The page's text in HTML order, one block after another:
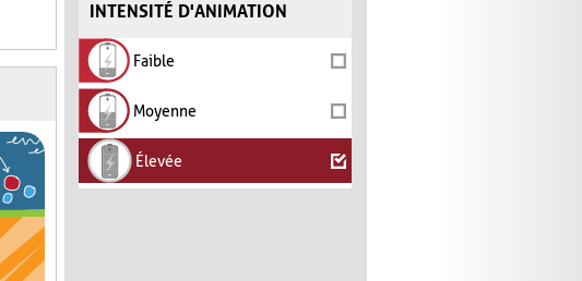
INTENSITÉ D'ANIMATION
Faible
Moyenne
Élevée